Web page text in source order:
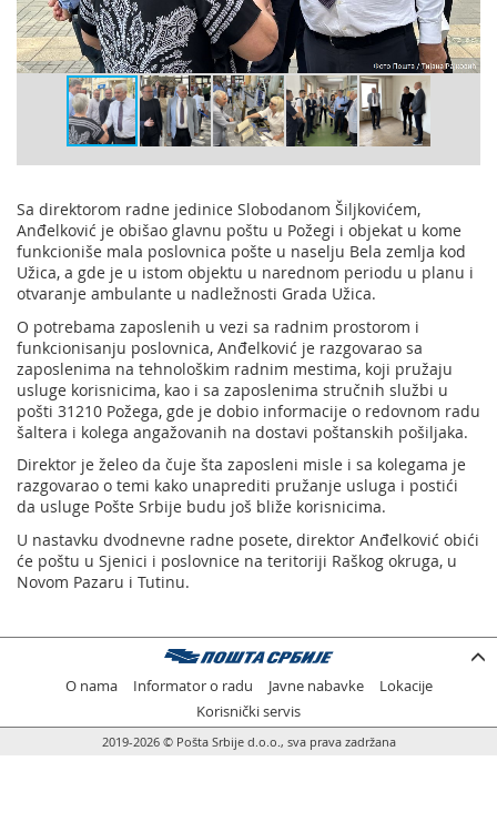
Sa direktorom radne jedinice Slobodanom Šiljkovićem,
Anđelković je obišao glavnu poštu u Požegi i objekat u kome
funkcioniše mala poslovnica pošte u naselju Bela zemlja kod
Užica, a gde je u istom objektu u narednom periodu u planu i
otvaranje ambulante u nadležnosti Grada Užica.
O potrebama zaposlenih u vezi sa radnim prostorom i
funkcionisanju poslovnica, Anđelković je razgovarao sa
zaposlenima na tehnološkim radnim mestima, koji pružaju
usluge korisnicima, kao i sa zaposlenima stručnih službi u
pošti 31210 Požega, gde je dobio informacije o redovnom radu
šaltera i kolega angažovanih na dostavi poštanskih pošiljaka.
Direktor je želeo da čuje šta zaposleni misle i sa kolegama je
razgovarao o temi kako unaprediti pružanje usluga i postići
da usluge Pošte Srbije budu još bliže korisnicima.
U nastavku dvodnevne radne posete, direktor Anđelković obići
će poštu u Sjenici i poslovnice na teritoriji Raškog okruga, u
Novom Pazaru i Tutinu.
O nama Informator o radu Javne nabavke
Lokacije
Korisnički servis
2019-2026 © Pošta Srbije d.o.o., sva prava zadržana